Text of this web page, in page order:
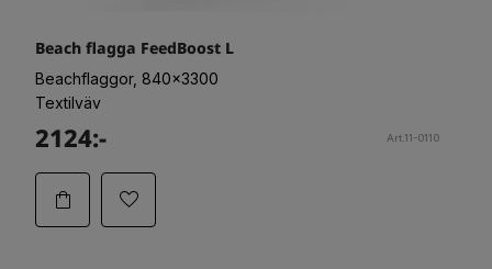
Beach flagga FeedBoost L
Beachflaggor, 840x3300
Textilväv
2124:- Art.11-0110